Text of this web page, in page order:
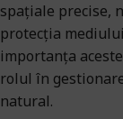
spațiale precise,
protecția
importanța
rolul în
natural.